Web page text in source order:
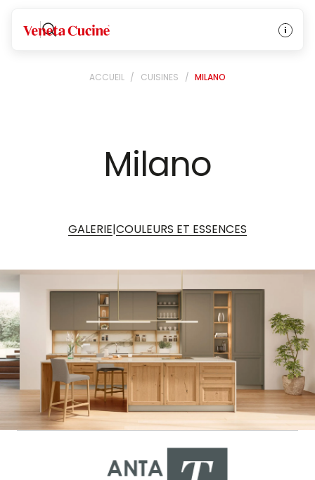
Veneta Cucine
ACCUEIL / CUISINES / MILANO
Milano
GALERIE|COULEURS ET ESSENCES